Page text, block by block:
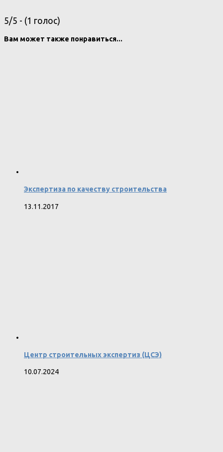
5/5 - (1 голос)
Вам может также понравиться...
Экспертиза по качеству строительства
13.11.2017
Центр строительных экспертиз (ЦСЭ)
10.07.2024